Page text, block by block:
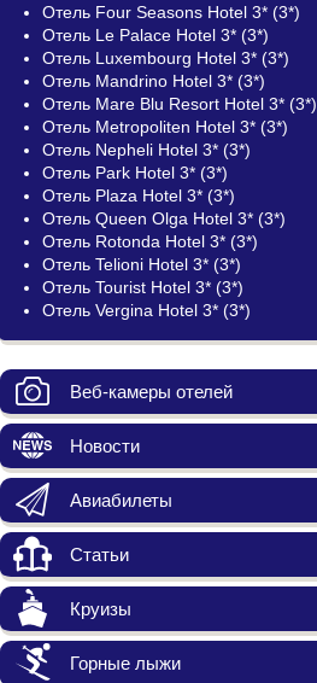
Отель Four Seasons Hotel 3* (3*)
Отель Le Palace Hotel 3* (3*)
Отель Luxembourg Hotel 3* (3*)
Отель Mandrino Hotel 3* (3*)
Отель Mare Blu Resort Hotel 3* (3*)
Отель Metropoliten Hotel 3* (3*)
Отель Nepheli Hotel 3* (3*)
Отель Park Hotel 3* (3*)
Отель Plaza Hotel 3* (3*)
Отель Queen Olga Hotel 3* (3*)
Отель Rotonda Hotel 3* (3*)
Отель Telioni Hotel 3* (3*)
Отель Tourist Hotel 3* (3*)
Отель Vergina Hotel 3* (3*)
Веб-камеры отелей
Новости
Авиабилеты
Статьи
Круизы
Горные лыжи